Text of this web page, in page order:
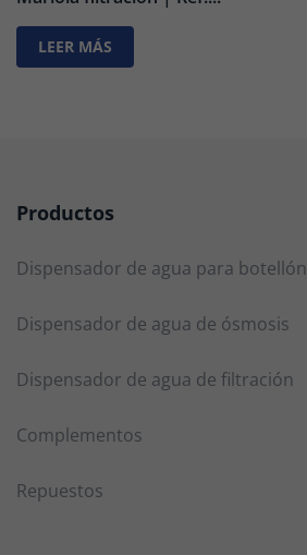
LEER MÁS
Productos
Dispensador de agua para botellón
Dispensador de agua de ósmosis
Dispensador de agua de filtración
Complementos
Repuestos